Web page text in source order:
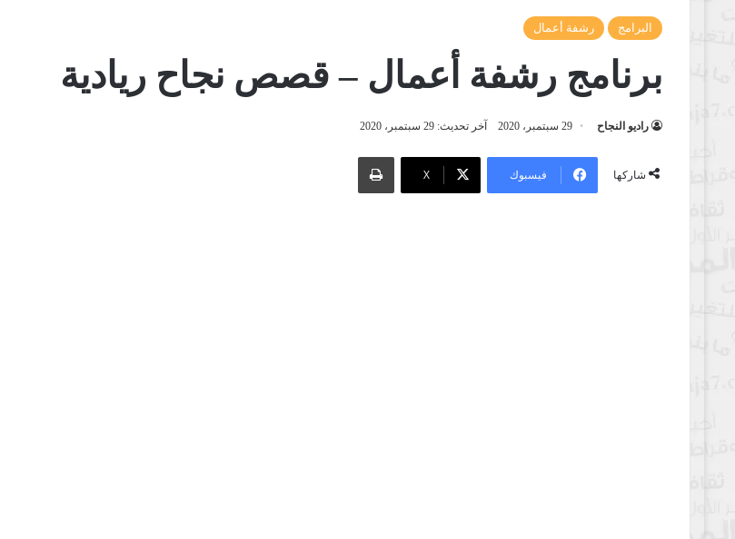
البرامج رشفة أعمال
برنامج رشفة أعمال – قصص نجاح ريادية
راديو النجاح 29 سبتمبر، 2020 آخر تحديث: 29 سبتمبر، 2020
شاركها فيسبوك ‫X
طباعة